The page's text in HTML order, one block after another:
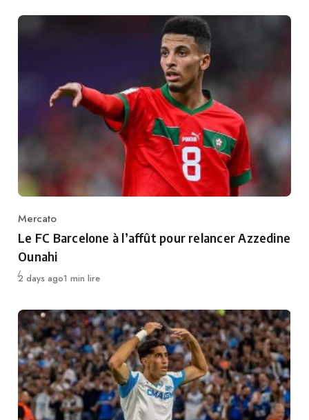
Category
Mercato
Le FC Barcelone à l’affût pour relancer Azzedine
Ounahi
Publié
2 days ago1 min lire